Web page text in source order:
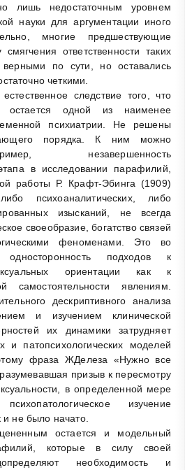
лишь недостаточным уровнем
науки для аргументации иного
многие предшествующие
ответственности таких
по сути, но оставались
четкими.
следствие того, что
остается одной из наименее
психиатрии. Не решены
порядка. К ним можно
незавершенность
в исследовании парафилий,
работы Р. Крафт-Эбинга (1909)
психоаналитических, либо
изысканий, не всегда
своеобразие, богатство связей
феноменами. Это во
подходов к
ориентации как к
самостоятельности явлениям.
дескриптивного анализа
и изучением клинической
их динамики затрудняет
и патопсихологических моделей
фраза ЖДелеза «Нужно все
призыв к пересмотру
в определенной мере
изучение
не было начато.
остается и модельный
которые в силу своей
необходимость и